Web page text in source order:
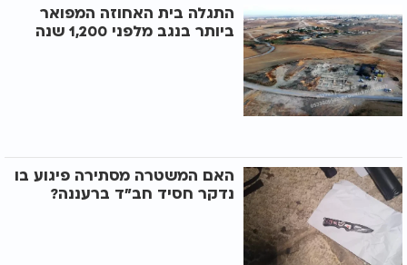
התגלה בית האחוזה המפואר
ביותר בנגב מלפני 1,200 שנה
האם המשטרה מסתירה פיגוע בו
נדקר חסיד חב"ד ברעננה?